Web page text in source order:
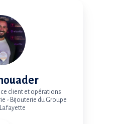
client et opérations
- Bijouterie du Groupe